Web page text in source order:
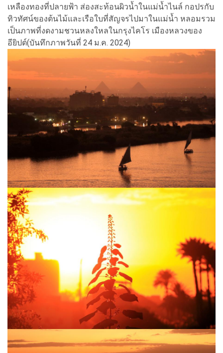
เหลืองทองที่ปลายฟ้า ส่องสะท้อนผิวน้ำในแม่น้ำไนล์ กอปรกับ
ทิวทัศน์ของต้นไม้และเรือใบที่สัญจรไปมาในแม่น้ำ หลอมรวม
เป็นภาพที่งดงามชวนหลงใหลในกรุงไคโร เมืองหลวงของ
อียิปต์(บันทึกภาพวันที่ 24 ม.ค. 2024)